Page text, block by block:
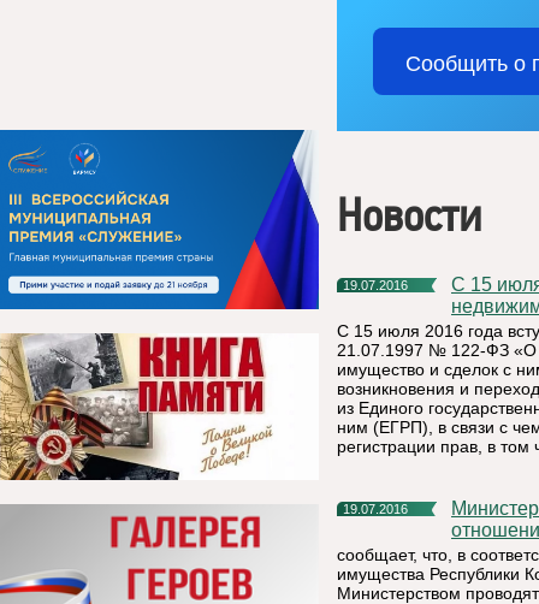
Сообщить о
Новости
19.07.2016
С 15 июля 2016 года государственная регистрация прав на
С 15 июля 2016 года
21.07.1997 № 122-ФЗ «О
имущество и сделок с
возникновения и
из Единого
ним (ЕГРП), в связи с
регистрации прав, в том
19.07.2016
Министерство Республики Коми имущественных и земельных
сообщает, что, в
имущества Республики
Министерством